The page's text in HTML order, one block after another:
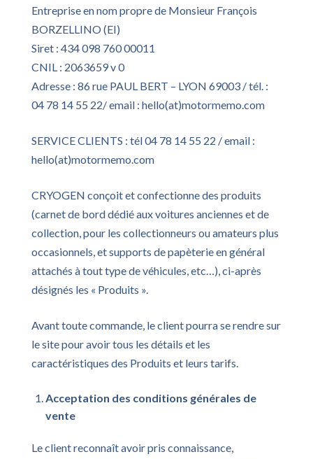
Entreprise en nom propre de Monsieur François
BORZELLINO (EI)
Siret : 434 098 760 00011
CNIL : 2063659 v 0
Adresse : 86 rue PAUL BERT – LYON 69003 / tél. :
04 78 14 55 22/ email : hello(at)motormemo.com
SERVICE CLIENTS : tél 04 78 14 55 22 / email :
hello(at)motormemo.com
CRYOGEN conçoit et confectionne des produits
(carnet de bord dédié aux voitures anciennes et de
collection, pour les collectionneurs ou amateurs plus
occasionnels, et supports de papèterie en général
attachés à tout type de véhicules, etc…), ci-après
désignés les « Produits ».
Avant toute commande, le client pourra se rendre sur
le site pour avoir tous les détails et les
caractéristiques des Produits et leurs tarifs.
Acceptation des conditions générales de
vente
Le client reconnaît avoir pris connaissance,